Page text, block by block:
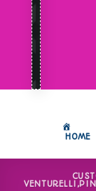
HOME
VENTURELLI ,